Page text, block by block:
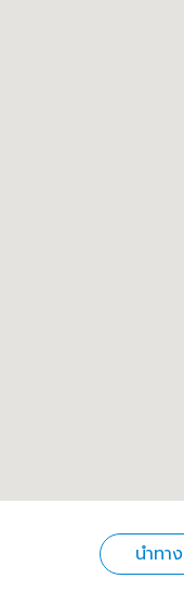
นำทาง